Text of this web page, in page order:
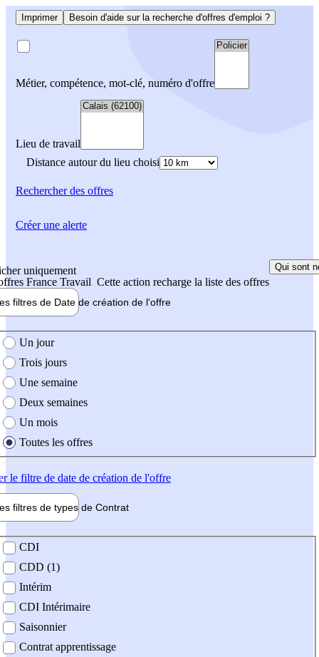
Imprimer Besoin d'aide sur la recherche d'offres d'emploi ?
Métier, compétence, mot-clé, numéro d'offre
Lieu de travail
Distance autour du lieu choisi
Rechercherdes offres
uniquement
France Travail Cette action recharge la liste des offres
Qui sont
filtres de Date de création de l'offre
création de l'offre
Un jour
Trois jours
Une semaine
Deux semaines
Un mois
Toutes les offres
le filtre de date de création de l'offre
filtres de types de Contrat
contrat
CDI
CDD (1)
Intérim
CDI Intérimaire
Saisonnier
Contrat apprentissage
Créer une alerte